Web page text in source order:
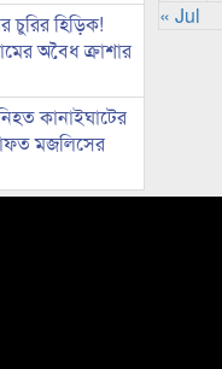
হিড়িক!
অবৈধ ক্রাশার
কানাইঘাটের
মজলিসের
« Jul